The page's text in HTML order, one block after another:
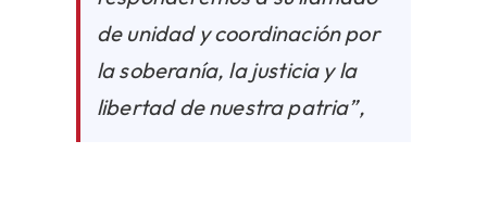
de unidad y coordinación por
la soberanía, la justicia y la
libertad de nuestra patria”,